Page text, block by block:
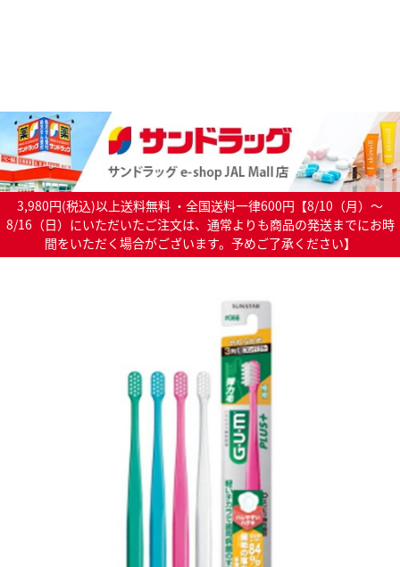
3,980円(税込)以上送料無料 ・全国送料一律600円【8/10（月）～
8/16（日）にいただいたご注文は、通常よりも商品の発送までにお時
間をいただく場合がございます。予めご了承ください】